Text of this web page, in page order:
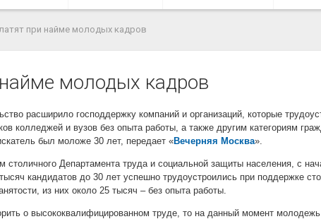
при найме молодых кадров
молодых кадров
расширило господдержку компаний и организаций, которые
колледжей и вузов без опыта работы, а также другим категориям
был моложе 30 лет, передает «Вечерняя Москва».
столичного Департамента труда и социальной защиты населения, с
кандидатов до 30 лет успешно трудоустроились при поддержке
из них около 25 тысяч – без опыта работы.
о высококвалифицированном труде, то на данный момент